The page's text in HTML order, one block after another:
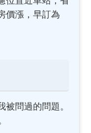
價漲，早訂為
問過的問題。